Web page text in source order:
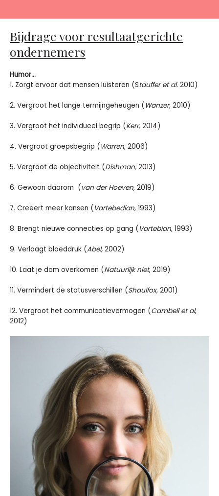
Bijdrage voor resultaatgerichte
ondernemers
Humor…
1. Zorgt ervoor dat mensen luisteren (Stauffer et al. 2010)
2. Vergroot het lange termijngeheugen ( Wanzer, 2010)
3. Vergroot het individueel begrip (Kerr, 2014)
4. Vergroot groepsbegrip ( Warren, 2006)
5. Vergroot de objectiviteit (Dishman, 2013)
6. Gewoon daarom ( van der Hoeven, 2019)
7. Creëert meer kansen ( Vartebedian, 1993)
8. Brengt nieuwe connecties op gang ( Vartebian, 1993)
9. Verlaagt bloeddruk (Abel, 2002)
10. Laat je dom overkomen (Natuurlijk niet, 2019)
11. Vermindert de statusverschillen (Shaulfox, 2001)
12. Vergroot het communicatievermogen (Cambell et al,
2012)